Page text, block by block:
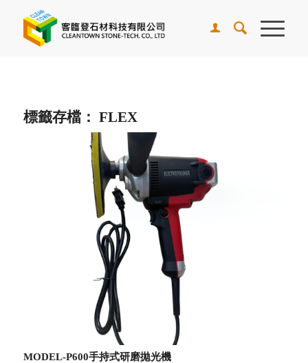
標籤存檔： FLEX
MODEL-P600手持式研磨拋光機